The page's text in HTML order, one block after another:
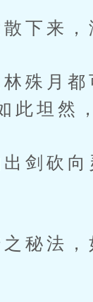
下来，
殊月都
此坦然
砍向
秘法，